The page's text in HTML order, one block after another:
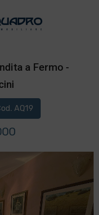
a Fermo -
AQ19